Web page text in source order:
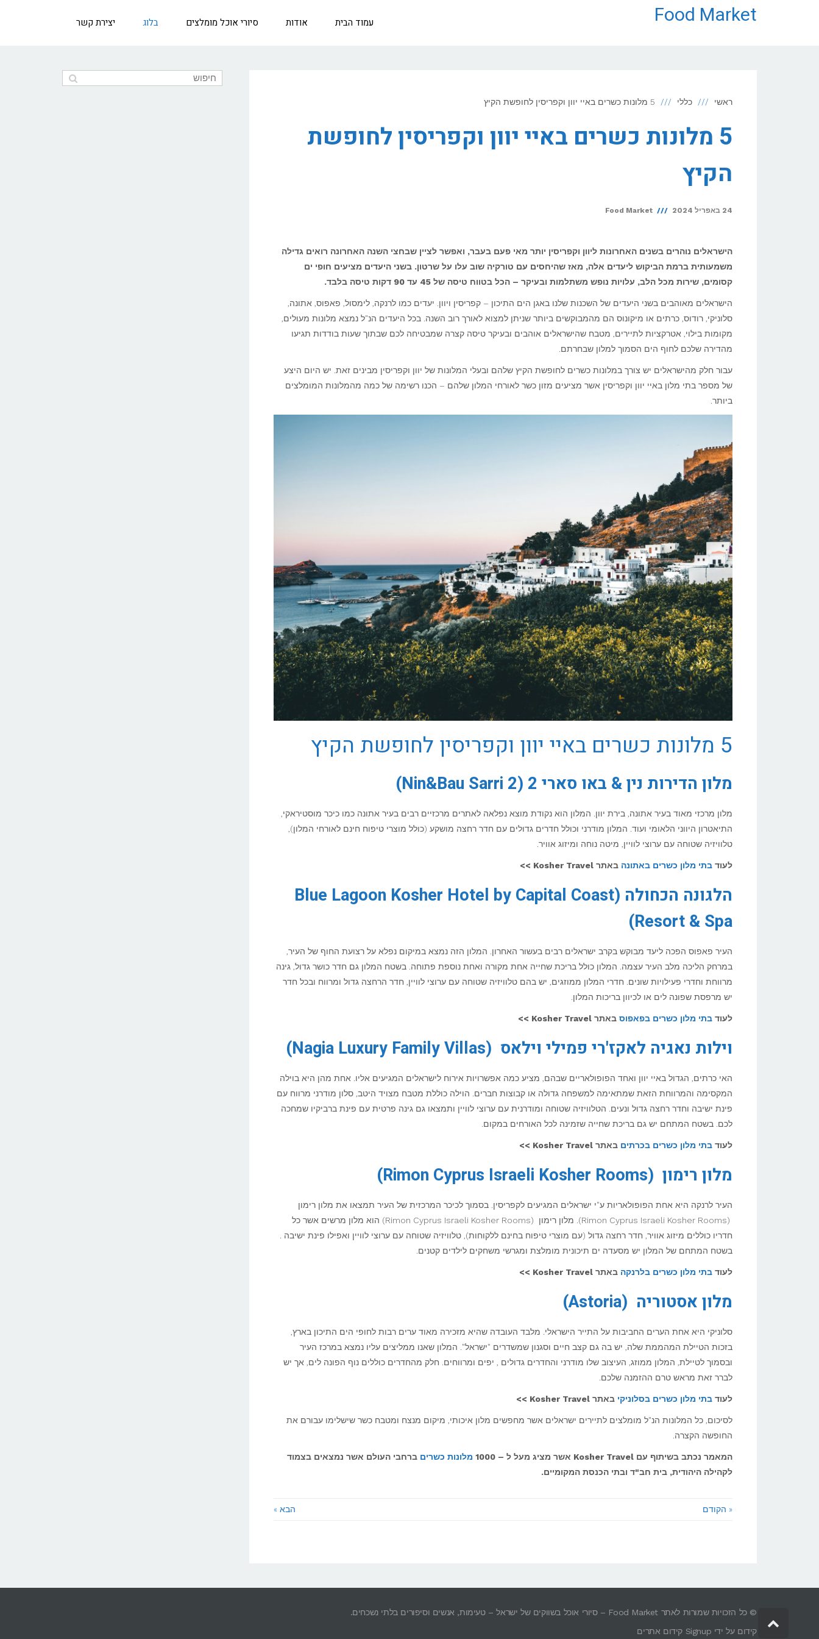
Food Market עמוד הבית אודות סיורי אוכל מומלצים בלוג יצירת קשר
ראשי כללי 5 מלונות כשרים באיי יוון וקפריסין לחופשת הקיץ
5 מלונות כשרים באיי יוון וקפריסין לחופשת
הקיץ
24 באפריל 2024 Food Market
הישראלים נוהרים בשנים האחרונות ליוון וקפריסין יותר מאי פעם בעבר, ואפשר לציין שבחצי השנה האחרונה רואים גדילה
משמעותית ברמת הביקוש ליעדים אלה, מאז שהיחסים עם טורקיה שוב עלו על שרטון. בשני היעדים מציעים חופי ים
קסומים, שירות מכל הלב, עלויות נופש משתלמות ובעיקר – הכל בטווח טיסה של 45 עד 90 דקות טיסה בלבד.
הישראלים מאוהבים בשני היעדים של השכנות שלנו באגן הים התיכון – קפריסין ויוון. יעדים כמו לרנקה, לימסול, פאפוס, אתונה,
סלוניקי, רודוס, כרתים או מיקונוס הם מהמבוקשים ביותר שניתן למצוא לאורך רוב השנה. בכל היעדים הנ"ל נמצא מלונות מעולים,
מקומות בילוי, אטרקציות לתיירים, מטבח שהישראלים אוהבים ובעיקר טיסה קצרה שמבטיחה לכם שבתוך שעות בודדות תגיעו
מהדירה שלכם לחוף הים הסמוך למלון שבחרתם.
עבור חלק מהישראלים יש צורך במלונות כשרים לחופשת הקיץ שלהם ובעלי המלונות של יוון וקפריסין מבינים זאת. יש היום היצע
של מספר בתי מלון באיי יוון וקפריסין אשר מציעים מזון כשר לאורחי המלון שלהם – הכנו רשימה של כמה מהמלונות המומלצים
ביותר.
5 מלונות כשרים באיי יוון וקפריסין לחופשת הקיץ
מלון הדירות נין & באו סארי 2 (Nin&Bau Sarri 2)
מלון מרכזי מאוד בעיר אתונה, בירת יוון. המלון הוא נקודת מוצא נפלאה לאתרים מרכזיים רבים בעיר אתונה כמו כיכר מוסטיראקי,
התיאטרון היווני הלאומי ועוד. המלון מודרני וכולל חדרים גדולים עם חדר רחצה מושקע (כולל מוצרי טיפוח חינם לאורחי המלון),
טלוויזיה שטוחה עם ערוצי לוויין, מיטה נוחה ומיזוג אוויר.
לעוד בתי מלון כשרים באתונה באתר Kosher Travel >>
הלגונה הכחולה (Blue Lagoon Kosher Hotel by Capital Coast
Resort & Spa)
העיר פאפוס הפכה ליעד מבוקש בקרב ישראלים רבים בעשור האחרון. המלון הזה נמצא במיקום נפלא על רצועת החוף של העיר,
במרחק הליכה מלב העיר עצמה. המלון כולל בריכת שחייה אחת מקורה ואחת נוספת פתוחה. בשטח המלון גם חדר כושר גדול, גינה
מרווחת וחדרי פעילויות שונים. חדרי המלון ממוזגים, יש בהם טלוויזיה שטוחה עם ערוצי לוויין, חדר הרחצה גדול ומרווח ובכל חדר
יש מרפסת שפונה לים או לכיוון בריכות המלון.
לעוד בתי מלון כשרים בפאפוס באתר Kosher Travel >>
וילות נאגיה לאקז'רי פמילי וילאס (Nagia Luxury Family Villas)
האי כרתים, הגדול באיי יוון ואחד הפופולאריים שבהם, מציע כמה אפשרויות אירוח לישראלים המגיעים אליו. אחת מהן היא בוילה
המקסימה והמרווחת הזאת שמתאימה למשפחה גדולה או קבוצות חברים. הוילה כוללת מטבח מצויד היטב, סלון מודרני מרווח עם
פינת ישיבה וחדר רחצה גדול ונעים. הטלוויזיה שטוחה ומודרנית עם ערוצי לוויין ותמצאו גם גינה פרטית עם פינת ברביקיו שמחכה
לכם. בשטח המתחם יש גם בריכת שחייה שזמינה לכל האורחים במקום.
לעוד בתי מלון כשרים בכרתים באתר Kosher Travel >>
מלון רימון (Rimon Cyprus Israeli Kosher Rooms)
העיר לרנקה היא אחת הפופולאריות ע"י ישראלים המגיעים לקפריסין. בסמוך לכיכר המרכזית של העיר תמצאו את מלון רימון
(Rimon Cyprus Israeli Kosher Rooms). מלון רימון (Rimon Cyprus Israeli Kosher Rooms) הוא מלון מרשים אשר כל
חדריו כוללים מיזוג אוויר, חדר רחצה גדול (עם מוצרי טיפוח בחינם ללקוחות), טלוויזיה שטוחה עם ערוצי לוויין ואפילו פינת ישיבה .
בשטח המתחם של המלון יש מסעדה ים תיכונית מומלצת ומגרשי משחקים לילדים קטנים.
לעוד בתי מלון כשרים בלרנקה באתר Kosher Travel >>
מלון אסטוריה (Astoria)
סלוניקי היא אחת הערים החביבות על התייר הישראלי. מלבד העובדה שהיא מזכירה מאוד ערים רבות לחופי הים התיכון בארץ,
בזכות הטיילת המהממת שלה, יש בה גם קצב חיים וסגנון שמשדרים "ישראל". המלון שאנו ממליצים עליו נמצא במרכז העיר
ובסמוך לטיילת, המלון ממוזג, העיצוב שלו מודרני והחדרים גדולים , יפים ומרווחים. חלק מהחדרים כוללים נוף הפונה לים, אך יש
לברר זאת מראש טרם ההזמנה שלכם.
לעוד בתי מלון כשרים בסלוניקי באתר Kosher Travel >>
לסיכום, כל המלונות הנ"ל מומלצים לתיירים ישראלים אשר מחפשים מלון איכותי, מיקום מנצח ומטבח כשר שישלימו עבורם את
החופשה הקצרה.
המאמר נכתב בשיתוף עם Kosher Travel אשר מציג מעל ל – 1000 מלונות כשרים ברחבי העולם אשר נמצאים בצמוד
לקהילה היהודית, בית חב"ד ובתי הכנסת המקומיים.
« הקודם הבא »
© כל הזכויות שמורות לאתר Food Market – סיורי אוכל בשווקים של ישראל – טעימות, אנשים וסיפורים בלתי נשכחים.
קידום על ידי Signup קידום אתרים
לראש